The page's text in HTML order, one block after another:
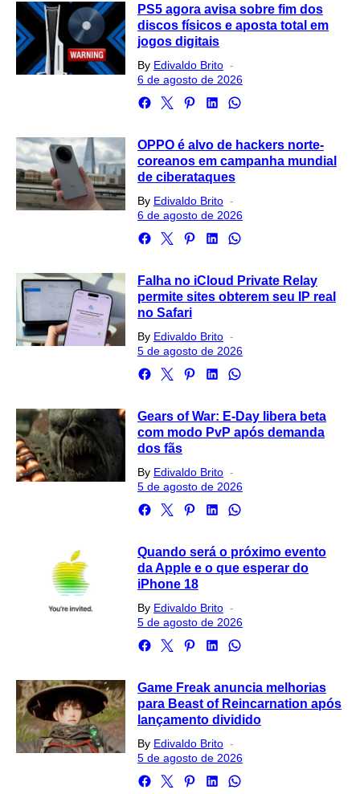
PS5 agora avisa sobre fim dos
discos físicos e aposta total em
jogos digitais
By Edivaldo Brito
on
6 de agosto de 2026
OPPO é alvo de hackers norte-
coreanos em campanha mundial
de ciberataques
By Edivaldo Brito
on
6 de agosto de 2026
Falha no iCloud Private Relay
permite sites obterem seu IP real
no Safari
By Edivaldo Brito
on
5 de agosto de 2026
Gears of War: E-Day libera beta
com modo PvP após demanda
dos fãs
By Edivaldo Brito
on
5 de agosto de 2026
Quando será o próximo evento
da Apple e o que esperar do
iPhone 18
By Edivaldo Brito
on
5 de agosto de 2026
Game Freak anuncia melhorias
para Beast of Reincarnation após
lançamento dividido
By Edivaldo Brito
on
5 de agosto de 2026